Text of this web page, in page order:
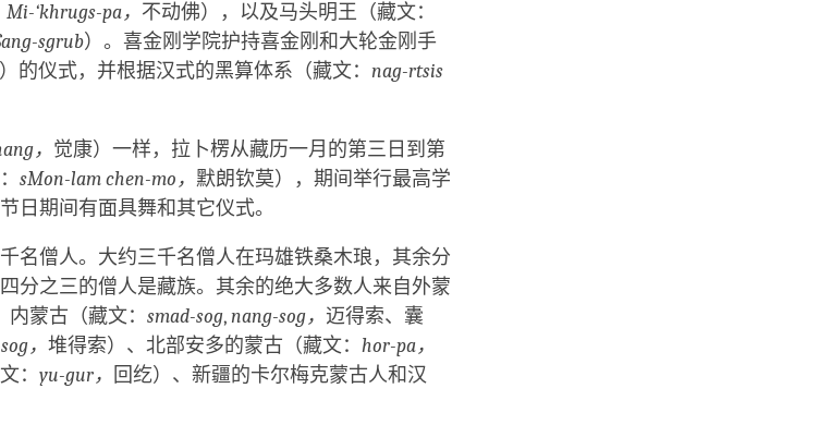
Mi-‘khrugs-pa， 不动佛），以及马头明王（藏文：
sgrub）。喜金刚学院护持喜金刚和大轮金刚手
）的仪式，并根据汉式的黑算体系（藏文： nag-rtsis
， 觉康）一样，拉卜楞从藏历一月的第三日到第
sMon-lam chen-mo， 默朗钦莫），期间举行最高学
日期间有面具舞和其它仪式。
名僧人。大约三千名僧人在玛雄铁桑木琅，其余分
分之三的僧人是藏族。其余的绝大多数人来自外蒙
内蒙古（藏文： smad-sog,nang-sog， 迈得索、囊
， 堆得索）、北部安多的蒙古（藏文： hor-pa，
： yu-gur， 回纥）、新疆的卡尔梅克蒙古人和汉